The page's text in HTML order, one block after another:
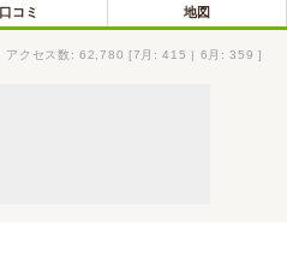
口コミ 地図
アクセス数: 62,780 [7月: 415 | 6月: 359 ]